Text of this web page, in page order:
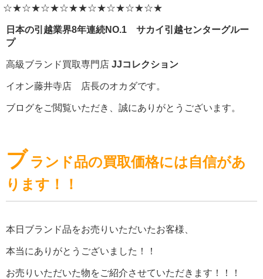
☆★☆★☆★☆★★☆★☆★☆★☆★
日本の引越業界8年連続NO.1 サカイ引越センターグルー
プ
高級ブランド買取専門店 JJコレクション
イオン藤井寺店 店長のオカダです。
ブログをご閲覧いただき、誠にありがとうございます。
ブ ランド品の買取価格には自信があ
ります！！
本日ブランド品をお売りいただいたお客様、
本当にありがとうございました！！
お売りいただいた物をご紹介させていただきます！！！